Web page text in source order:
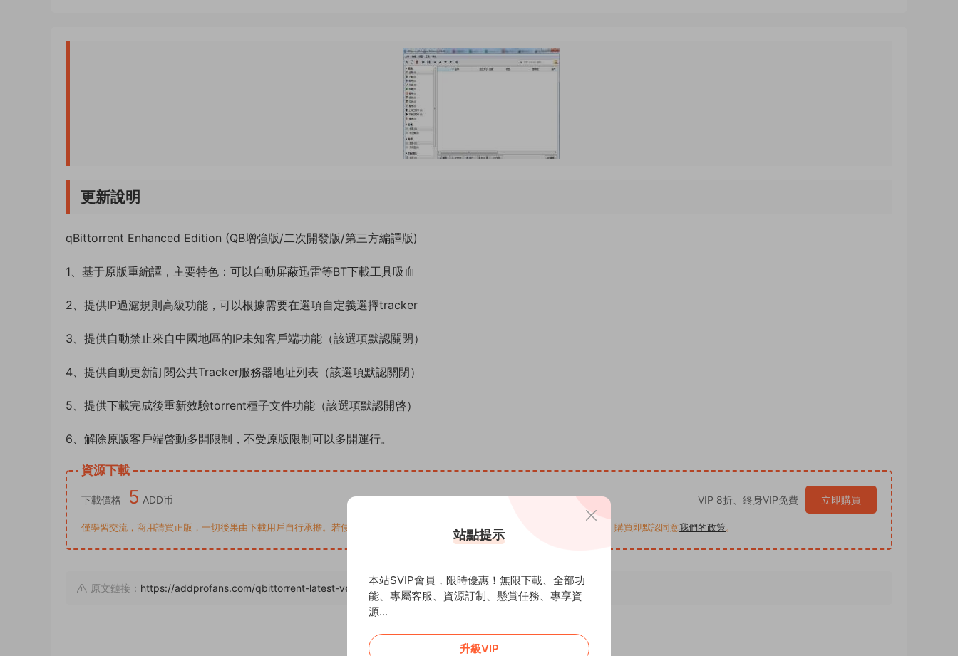
更新說明
qBittorrent Enhanced Edition (QB增強版/二次開發版/第三方編譯版)
1、基于原版重編譯，主要特色：可以自動屏蔽迅雷等BT下載工具吸血
2、提供IP過濾規則高級功能，可以根據需要在選項自定義選擇tracker
3、提供自動禁止來自中國地區的IP未知客戶端功能（該選項默認關閉）
4、提供自動更新訂閱公共Tracker服務器地址列表（該選項默認關閉）
5、提供下載完成後重新效驗torrent種子文件功能（該選項默認開啓）
6、解除原版客戶端啓動多開限制，不受原版限制可以多開運行。
資源下載
下載價格 5 ADD币 VIP 8折、終身VIP免費 立即購買
僅學習交流，商用請買正版，一切後果由下載用戶自行承擔。若侵犯了您的權益，請來信通知Email: support@addprofans.com。購買即默認同意我們的政策。
原文鏈接： https://addprofans.com/qbittorrent-latest-version-4-3-1-10/，轉載請注明出處。
站點提示
本站SVIP會員，限時優惠！無限下載、全部功
能、專屬客服、資源訂制、懸賞任務、專享資
源...
升級VIP